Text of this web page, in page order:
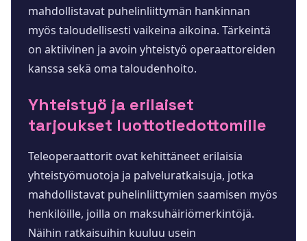
mahdollistavat puhelinliittymän hankinnan
myös taloudellisesti vaikeina aikoina. Tärkeintä
on aktiivinen ja avoin yhteistyö operaattoreiden
kanssa sekä oma taloudenhoito.
Yhteistyö ja erilaiset
tarjoukset luottotiedottomille
Teleoperaattorit ovat kehittäneet erilaisia
yhteistyömuotoja ja palveluratkaisuja, jotka
mahdollistavat puhelinliittymien saamisen myös
henkilöille, joilla on maksuhäiriömerkintöjä.
Näihin ratkaisuihin kuuluu usein